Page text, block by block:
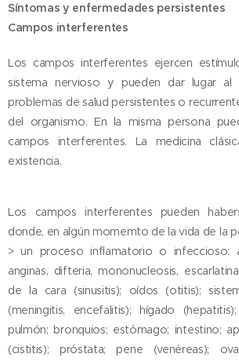
Síntomas y enfermedades persistentes
Campos interferentes
Los campos interferentes ejercen
sistema nervioso y pueden dar lugar al
problemas de salud persistentes o
del organismo. En la misma persona
campos interferentes. La medicina
existencia.
Los campos interferentes pueden
donde, en algún momemto de la vida de la
> un proceso inflamatorio o infeccioso:
anginas, difteria, mononucleosis,
de la cara (sinusitis); oídos (otitis);
(meningitis, encefalitis); hígado
pulmón; bronquios; estómago; intestino;
(cistitis); próstata; pene (venéreas);